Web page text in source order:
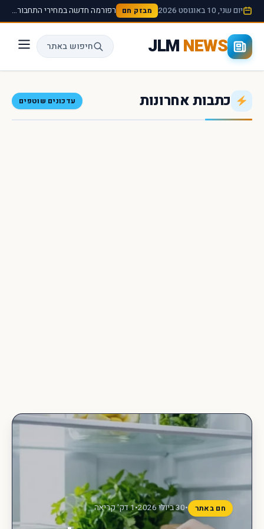
יום שני, 10 באוגוסט 2026 מבזק חם רפורמה חדשה במחירי התחבורה הציבורית תיכנס לתוקף החל מהחודש הבא ›
JLMNEWS חיפוש באתר
כתבות אחרונות עדכונים שוטפים
חם באתר •30 ביולי 2026 •1 דק' קריאה